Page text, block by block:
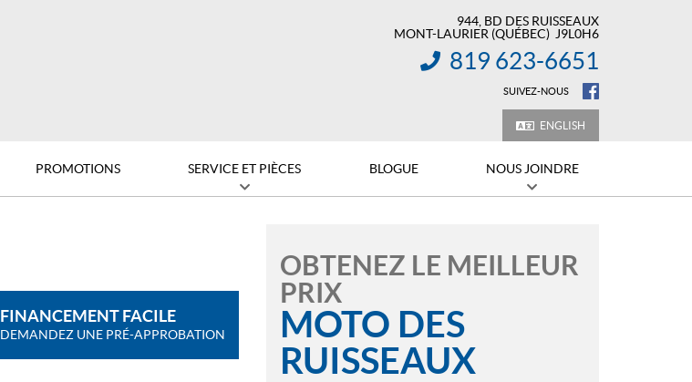
944, BD DES RUISSEAUX
MONT-LAURIER (QUÉBEC) J9L0H6
INFORMATION :
819 623-6651
SUIVEZ-NOUS
ENGLISH
PROMOTIONS SERVICE ET PIÈCES BLOGUE NOUS JOINDRE
FINANCEMENT FACILE
DEMANDEZ UNE PRÉ-APPROBATION
OBTENEZ LE MEILLEUR
PRIX
MOTO DES
RUISSEAUX